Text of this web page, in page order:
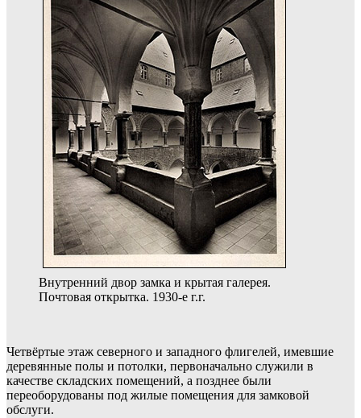
Внутренний двор замка и крытая галерея.
Почтовая открытка. 1930-е г.г.
Четвёртые этаж северного и западного флигелей, имевшие
деревянные полы и потолки, первоначально служили в
качестве складских помещений, а позднее были
переоборудованы под жилые помещения для замковой
обслуги.